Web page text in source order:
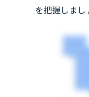
を把握しまし